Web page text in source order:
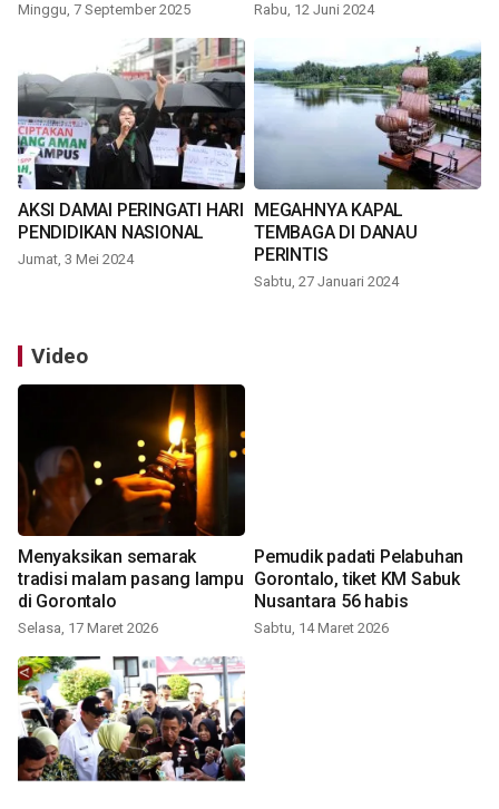
Minggu, 7 September 2025 Rabu, 12 Juni 2024
AKSI DAMAI PERINGATI HARI
PENDIDIKAN NASIONAL
Jumat, 3 Mei 2024
MEGAHNYA KAPAL
TEMBAGA DI DANAU
PERINTIS
Sabtu, 27 Januari 2024
Video
Menyaksikan semarak
tradisi malam pasang lampu
di Gorontalo
Selasa, 17 Maret 2026
Pemudik padati Pelabuhan
Gorontalo, tiket KM Sabuk
Nusantara 56 habis
Sabtu, 14 Maret 2026